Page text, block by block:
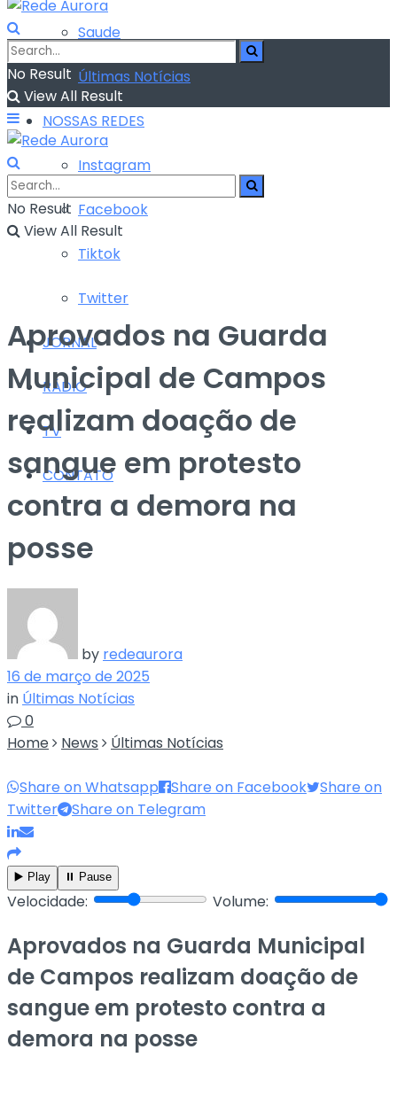
Saude
Últimas Notícias
NOSSAS REDES
Instagram
Facebook
Tiktok
Twitter
JORNAL
RÁDIO
TV
CONTATO
No Result
View All Result
No Result
View All Result
Aprovados na Guarda
Municipal de Campos
realizam doação de
sangue em protesto
contra a demora na
posse
by redeaurora
16 de março de 2025
in Últimas Notícias
0
Home
News Últimas Notícias
Share on Whatsapp Share on Facebook
Share on
Twitter
Share on Telegram
▶️ Play ⏸️ Pause
Velocidade: Volume:
Aprovados na Guarda Municipal
de Campos realizam doação de
sangue em protesto contra a
demora na posse